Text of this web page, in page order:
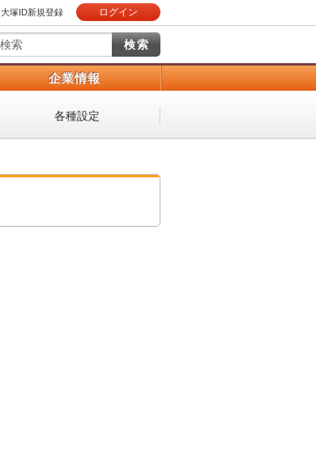
大塚ID新規登録 ログイン
企業情報
各種設定